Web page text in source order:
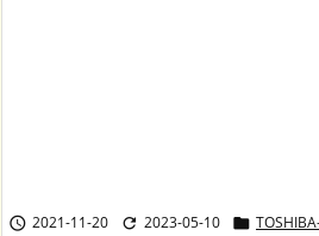
 2021-11-20  2023-05-10 